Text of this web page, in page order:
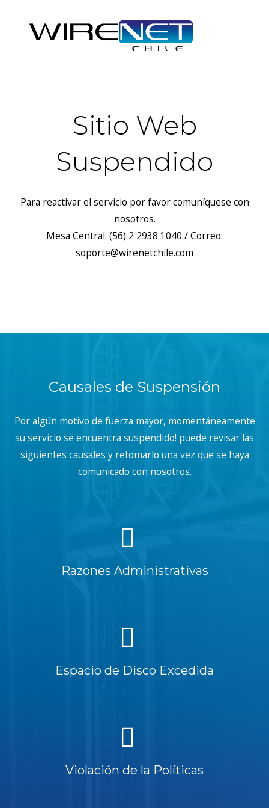
Sitio Web
Suspendido
Para reactivar el servicio por favor comuníquese con
nosotros.
Mesa Central: (56) 2 2938 1040 / Correo:
soporte@wirenetchile.com
Causales de Suspensión
Por algún motivo de fuerza mayor, momentáneamente
su servicio se encuentra suspendido! puede revisar las
siguientes causales y retomarlo una vez que se haya
comunicado con nosotros.
Razones Administrativas
Espacio de Disco Excedida
Violación de la Políticas